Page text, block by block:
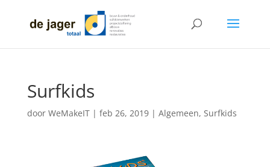
Surfkids
door WeMakeIT| feb 26, 2019| Algemeen, Surfkids